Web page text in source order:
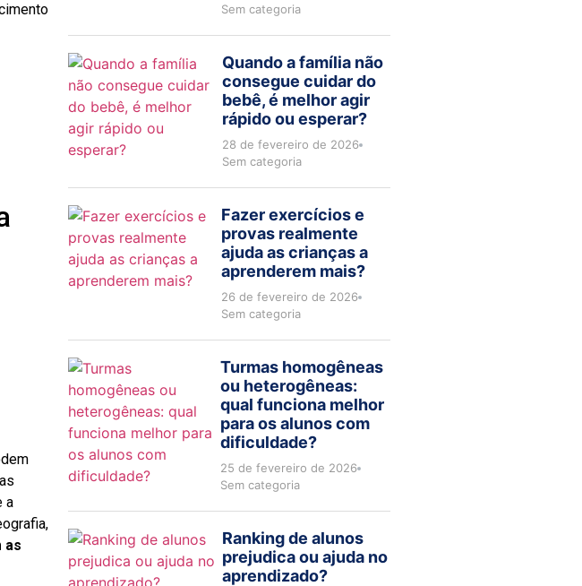
a
as
Sem categoria
Quando a família não
consegue cuidar do
bebê, é melhor agir
rápido ou esperar?
28 de fevereiro de 2026
Sem categoria
Fazer exercícios e
provas realmente
ajuda as crianças a
aprenderem mais?
26 de fevereiro de 2026
Sem categoria
Turmas homogêneas
ou heterogêneas:
qual funciona melhor
para os alunos com
dificuldade?
25 de fevereiro de 2026
Sem categoria
Ranking de alunos
prejudica ou ajuda no
aprendizado?